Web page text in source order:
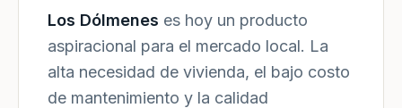
Los Dólmenes es hoy un producto
aspiracional para el mercado local. La
alta necesidad de vivienda, el bajo costo
de mantenimiento y la calidad